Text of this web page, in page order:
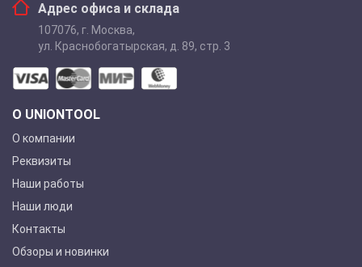
Адрес офиса и склада
107076, г. Москва,
ул. Краснобогатырская, д. 89, стр. 3
О UNIONTOOL
О компании
Реквизиты
Наши работы
Наши люди
Контакты
Обзоры и новинки